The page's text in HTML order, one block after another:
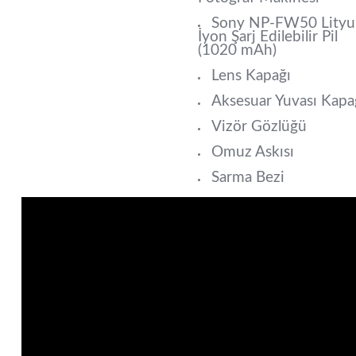
Sony NP-FW50
İyon Şarj Edilebilir Pil
(1020 mAh)
Lens Kapağı
Aksesuar Yuvası
Vizör Gözlüğü
Omuz Askısı
Sarma Bezi